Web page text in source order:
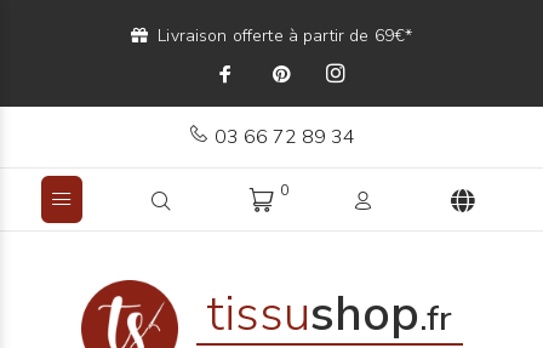
Livraison offerte à partir de 69€*
03 66 72 89 34
0
tissushop.fr